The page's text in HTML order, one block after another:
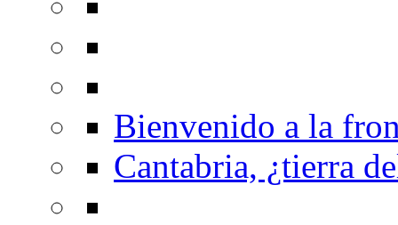
Bienvenido a la
Cantabria, ¿tierra